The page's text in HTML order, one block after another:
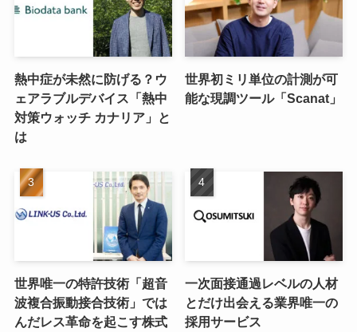
熱中症が未然に防げる？ウ
ェアラブルデバイス「熱中
対策ウォッチ カナリア」と
は
世界初ミリ単位の計測が可
能な現調ツール「Scanat」
世界唯一の特許技術「超音
波複合振動接合技術」では
んだレス革命を起こす株式
一次面接通過レベルの人材
とだけ出会える業界唯一の
採用サービス